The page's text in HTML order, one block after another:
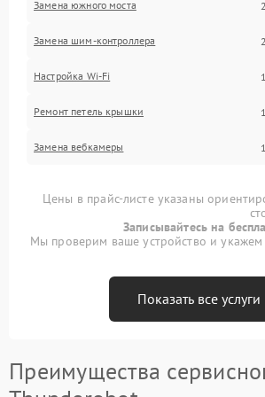
Замена южного моста
Замена шим-контроллера
Настройка Wi-Fi
Ремонт петель крышки
Замена вебкамеры
Цены в прайс-листе указаны
Записывайтесь на
Мы проверим ваше устройство и укажем
Показать все услуги
Преимущества